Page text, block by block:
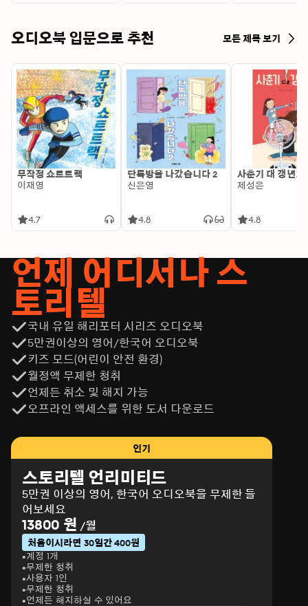
오디오북 입문으로 추천 모든 제목 보기
무작정 쇼트트랙
이재영
4.7
단톡방을 나갔습니다 2
신은영
4.8
사춘기 대 갱년기
제성은
4.8
언제 어디서나 스
토리텔
국내 유일 해리포터 시리즈 오디오북
5만권이상의 영어/한국어 오디오북
키즈 모드(어린이 안전 환경)
월정액 무제한 청취
언제든 취소 및 해지 가능
오프라인 액세스를 위한 도서 다운로드
인기
스토리텔 언리미티드
5만권 이상의 영어, 한국어 오디오북을 무제한 들
어보세요
13800 원 /월
처음이시라면 30일간 400원
계정 1개
무제한 청취
사용자 1인
무제한 청취
언제든 해지하실 수 있어요